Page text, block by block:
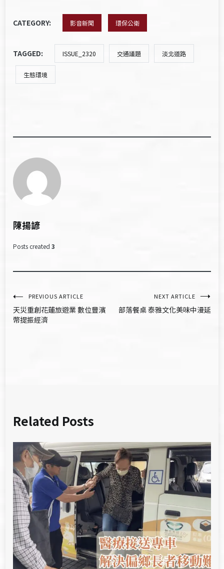
CATEGORY: 影音新聞 環保公衛
TAGGED: ISSUE_2320 交通議題 淡北道路
生態環境
陳揚諺
Posts created 3
文
章
PREVIOUS ARTICLE
天災重創花蓮旅遊業 數位豐濱
幣提振經濟
NEXT ARTICLE
部落餐桌 泰雅文化美味中漫延
Related Posts